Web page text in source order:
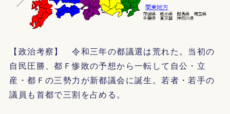
【政治考察】 令和三年の都議選は荒れた。当初の
自民圧勝、都Ｆ惨敗の予想から一転して自公・立
産・都Ｆの三勢力が新都議会に誕生。若者・若手の
議員も首都で三割を占める。